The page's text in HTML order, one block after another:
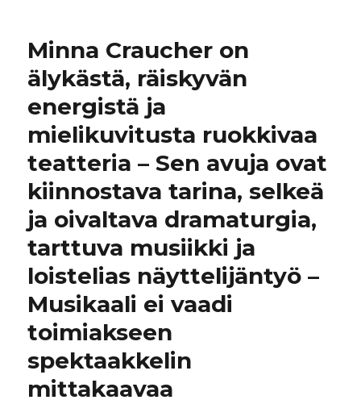
Minna Craucher on
älykästä, räiskyvän
energistä ja
mielikuvitusta ruokkivaa
teatteria – Sen avuja ovat
kiinnostava tarina, selkeä
ja oivaltava dramaturgia,
tarttuva musiikki ja
loistelias näyttelijäntyö –
Musikaali ei vaadi
toimiakseen
spektaakkelin
mittakaavaa